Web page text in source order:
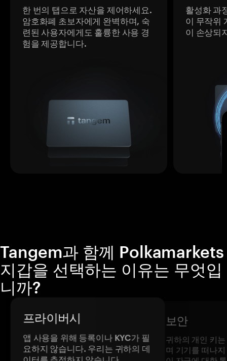
한 번의 탭으로 자산을 제어하세요.
암호화폐 초보자에게 완벽하며, 숙
련된 사용자에게도 훌륭한 사용 경
험을 제공합니다.
활성화 과
이 무작위
이 손상되
Tangem과 함께 Polkamarkets
지갑을 선택하는 이유는 무엇입
니까?
프라이버시
앱 사용을 위해 등록이나 KYC가 필
요하지 않습니다. 우리는 귀하의 데
보안
귀하의 개인 키
며 기기를 떠나